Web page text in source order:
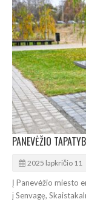
2025 lapkričio 11
Į Panevėžio miesto
į Senvagę,